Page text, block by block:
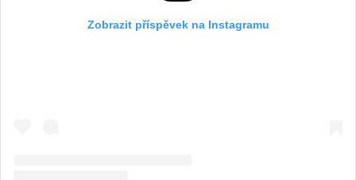
Zobrazit příspěvek na Instagramu